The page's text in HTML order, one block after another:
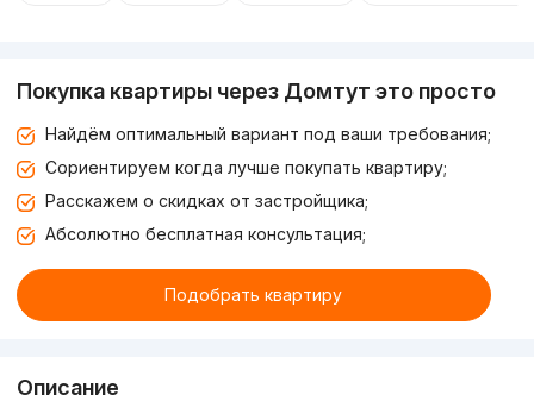
Покупка квартиры через Домтут это просто
Найдём оптимальный вариант под ваши требования;
Сориентируем когда лучше покупать квартиру;
Расскажем о скидках от застройщика;
Абсолютно бесплатная консультация;
Подобрать квартиру
Описание